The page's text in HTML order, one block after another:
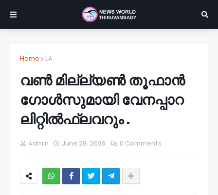
Home LA
വൺ മില്ല്യൺ തൂഫാൻ
ഗോൾസുമായി വേനപ്പാറ
ലിറ്റിൽഫ്ലവറും .
Admin June 28, 2026 0 Comments